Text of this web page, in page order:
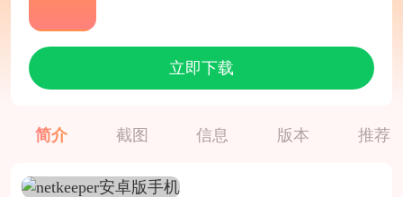
立即下载
简介 截图 信息 版本 推荐